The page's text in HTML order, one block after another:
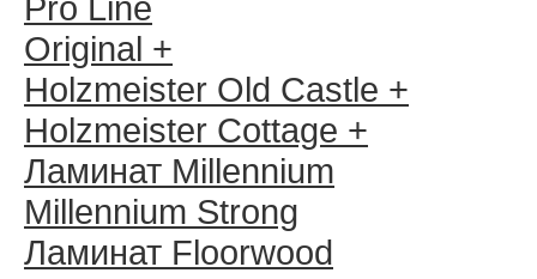
Original +
Holzmeister Old Castle +
Holzmeister Cottage +
Ламинат Millennium
Millennium Strong
Ламинат Floorwood